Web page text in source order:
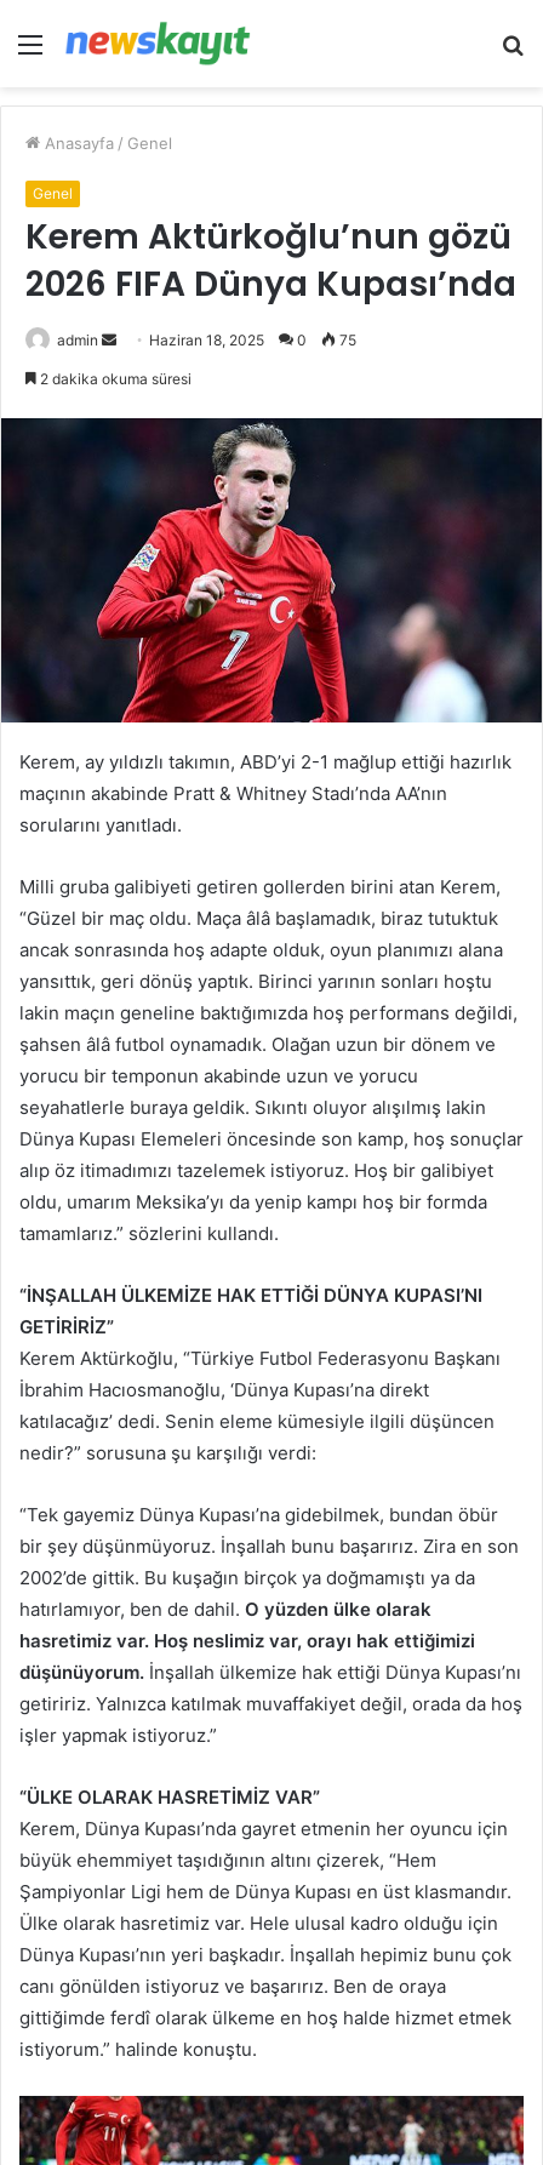
Menü
Anasayfa / Genel
Genel
Kerem Aktürkoğlu’nun gözü
2026 FIFA Dünya Kupası’nda
admin
Bir
Haziran 18, 2025 0 75
2 dakika okuma süresi
Kerem, ay yıldızlı takımın, ABD’yi 2-1 mağlup ettiği hazırlık
maçının akabinde Pratt & Whitney Stadı’nda AA’nın
sorularını yanıtladı.
Milli gruba galibiyeti getiren gollerden birini atan Kerem,
“Güzel bir maç oldu. Maça âlâ başlamadık, biraz tutuktuk
ancak sonrasında hoş adapte olduk, oyun planımızı alana
yansıttık, geri dönüş yaptık. Birinci yarının sonları hoştu
lakin maçın geneline baktığımızda hoş performans değildi,
şahsen âlâ futbol oynamadık. Olağan uzun bir dönem ve
yorucu bir temponun akabinde uzun ve yorucu
seyahatlerle buraya geldik. Sıkıntı oluyor alışılmış lakin
Dünya Kupası Elemeleri öncesinde son kamp, hoş sonuçlar
alıp öz itimadımızı tazelemek istiyoruz. Hoş bir galibiyet
oldu, umarım Meksika’yı da yenip kampı hoş bir formda
tamamlarız.” sözlerini kullandı.
“İNŞALLAH ÜLKEMİZE HAK ETTİĞİ DÜNYA KUPASI’NI
GETİRİRİZ”
Kerem Aktürkoğlu, “Türkiye Futbol Federasyonu Başkanı
İbrahim Hacıosmanoğlu, ‘Dünya Kupası’na direkt
katılacağız’ dedi. Senin eleme kümesiyle ilgili düşüncen
nedir?” sorusuna şu karşılığı verdi:
“Tek gayemiz Dünya Kupası’na gidebilmek, bundan öbür
bir şey düşünmüyoruz. İnşallah bunu başarırız. Zira en son
2002’de gittik. Bu kuşağın birçok ya doğmamıştı ya da
hatırlamıyor, ben de dahil. O yüzden ülke olarak
hasretimiz var. Hoş neslimiz var, orayı hak ettiğimizi
düşünüyorum. İnşallah ülkemize hak ettiği Dünya Kupası’nı
getiririz. Yalnızca katılmak muvaffakiyet değil, orada da hoş
işler yapmak istiyoruz.”
“ÜLKE OLARAK HASRETİMİZ VAR”
Kerem, Dünya Kupası’nda gayret etmenin her oyuncu için
büyük ehemmiyet taşıdığının altını çizerek, “Hem
Şampiyonlar Ligi hem de Dünya Kupası en üst klasmandır.
Ülke olarak hasretimiz var. Hele ulusal kadro olduğu için
Dünya Kupası’nın yeri başkadır. İnşallah hepimiz bunu çok
canı gönülden istiyoruz ve başarırız. Ben de oraya
gittiğimde ferdî olarak ülkeme en hoş halde hizmet etmek
istiyorum.” halinde konuştu.